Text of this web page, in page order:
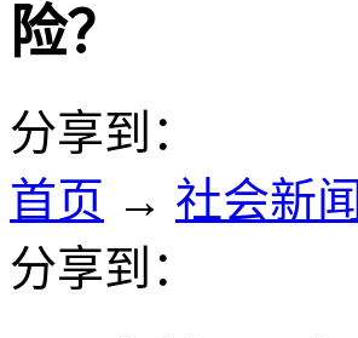
险？
分享到：
首页 → 社会新闻
分享到：